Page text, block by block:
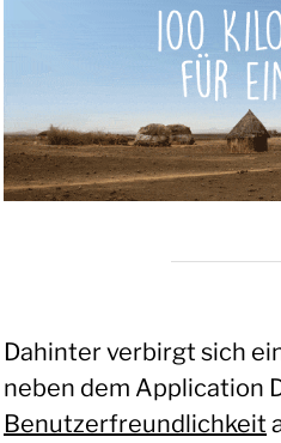
Dahinter verbirgt sich
neben dem Application
Benutzerfreundlichkeit